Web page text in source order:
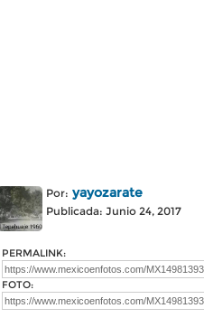
Por: yayozarate
Publicada: Junio 24, 2017
PERMALINK:
FOTO: